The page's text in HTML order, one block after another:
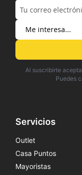
Al suscribirte
Puedes
Servicios
Outlet
Casa Puntos
Mayoristas